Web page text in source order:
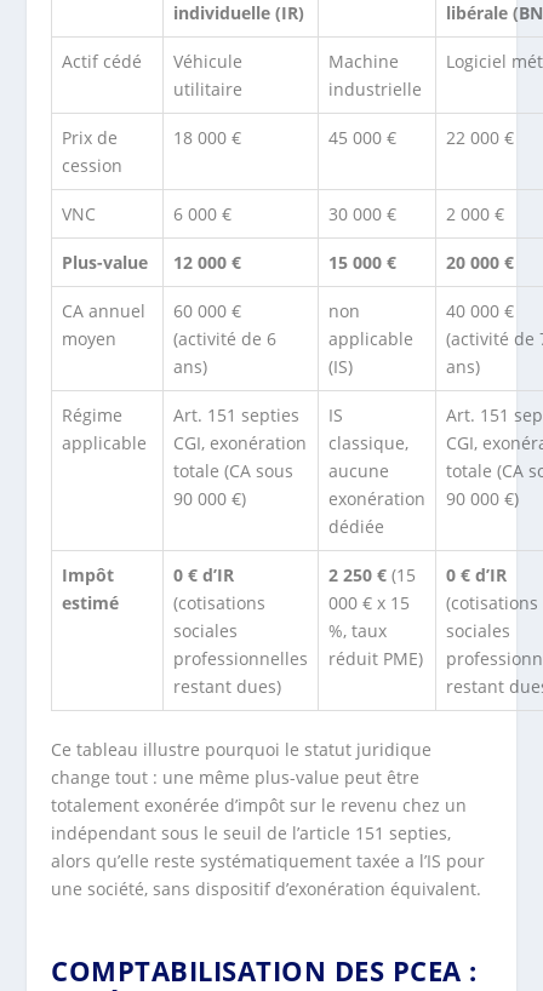
individuelle (IR) libérale
Actif cédé
Véhicule
utilitaire
Machine
industrielle
Logiciel
Prix de
cession
18 000 € 45 000 € 22 000 €
VNC 6 000 € 30 000 € 2 000 €
Plus-value 12 000 € 15 000 € 20 000 €
CA annuel
moyen
60 000 €
(activité de 6
ans)
non
applicable
(IS)
40 000 €
(activité de
ans)
Régime
applicable
Art. 151 septies
CGI, exonération
totale (CA sous
90 000 €)
IS
classique,
aucune
exonération
dédiée
Art. 151
CGI,
totale (CA
90 000 €)
Impôt
estimé
0 € d’IR
(cotisations
sociales
professionnelles
restant dues)
2 250 € (15
000 € x 15
%, taux
réduit PME)
0 € d’IR
(cotisations
sociales
restant
Ce tableau illustre pourquoi le statut juridique
change tout : une même plus-value peut être
totalement exonérée d’impôt sur le revenu chez un
indépendant sous le seuil de l’article 151 septies,
alors qu’elle reste systématiquement taxée a l’IS pour
une société, sans dispositif d’exonération équivalent.
COMPTABILISATION DES PCEA :